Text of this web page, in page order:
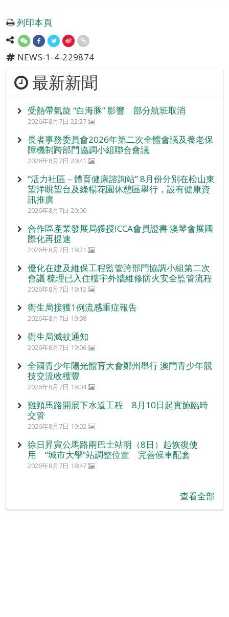
列印本頁
NEWS-1-4-229874
最新新聞
受熱帶氣旋 “白海豚” 影響 部分航班取消
2026年8月7日 22:27
長者事務委員會2026年第二次全體會議及養老保
障機制跨部門協調小組聯合會議
2026年8月7日 20:41
“活力社區 – 體育健康諮詢站” 8月份分別在松山東
望洋眺望台及綠楊花園休憩區舉行，設有健康資
訊推廣
2026年8月7日 20:00
合作區產業發展局獲授ICCA會員證書 澳琴會展國
際化再提速
2026年8月7日 19:21
優化在建及維保工程監管跨部門協調小組第二次
會議 梳理已入住樓宇外牆維修防火安全監管流程
2026年8月7日 19:12
衛生局接獲1例流感重症報告
2026年8月7日 19:08
衛生局滅蚊通知
2026年8月7日 19:06
全國青少年陽光體育大會鄭州舉行 澳門青少年競
技交流收穫豐
2026年8月7日 19:04
雞頸馬路開展下水道工程 8月10日起實施臨時
交管
2026年8月7日 19:02
徐日昇寅公馬路兩巴士站明（8日）起恢復使
用 “城市大學”站調整位置 完善候車配套
2026年8月7日 18:47
查看全部